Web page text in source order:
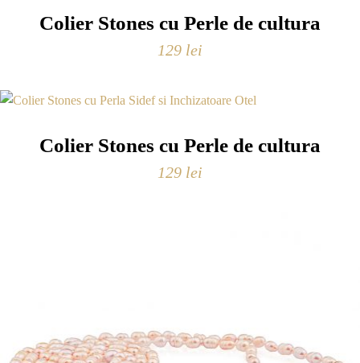
Colier Stones cu Perle de cultura
129 lei
Colier Stones cu Perle de cultura
129 lei